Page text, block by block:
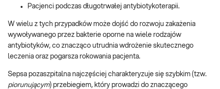
Pacjenci podczas długotrwałej antybiotykoterapii.
W wielu z tych przypadków może dojść do rozwoju zakażenia
wywoływanego przez bakterie oporne na wiele rodzajów
antybiotyków, co znacząco utrudnia wdrożenie skutecznego
leczenia oraz pogarsza rokowania pacjenta.
Sepsa pozaszpitalna najczęściej charakteryzuje się szybkim (tzw.
piorunującym) przebiegiem, który prowadzi do znaczącego